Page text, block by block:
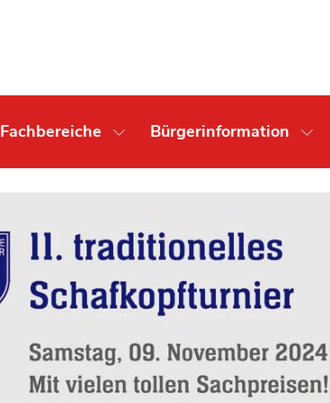
Fachbereiche Bürgerinformation